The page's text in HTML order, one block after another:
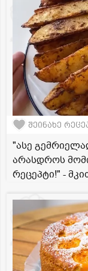
შეინახე
"ასე
არასდროს
რეცეპტი!" -